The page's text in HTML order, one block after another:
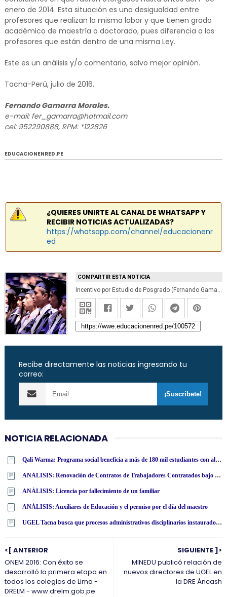
enero de 2014. Esta situación es una desigualdad entre
profesores que realizan la misma labor y que tienen grado
académico de maestría o doctorado, pues diferencia a los
profesores que están dentro de una misma Ley.
Este es un análisis y/o comentario, salvo mejor opinión.
Tacna-Perú, julio de 2016.
Fernando Gamarra Morales.
e-mail: fer_gamarra@hotmail.com
cel: 952290888, RPM: *122826
EDUCACIONENRED.PE
¿QUIERES UNIRTE AL CANAL DE WHATSAPP Y
RECIBIR NOTICIAS ACTUALIZADAS?
https://whatsapp.com/channel/educacionenr
ed
COMPARTIR ESTA NOTICIA
Incentivo por Estudio de Posgrado (Fernando Gamarra Morales)
Recibe directamente las noticias ingresando tu
correo:
NOTICIA RELACIONADA
Qali Warma: Programa social beneficia a más de 180 mil estudiantes con alimentos nutritivos en San Martín
ANÁLISIS: Renovación de Contratos de Trabajadores Contratados bajo el régimen del Decreto Legislativo N° 276
ANÁLISIS: Licencia por fallecimiento de un familiar
ANÁLISIS: Auxiliares de Educación y el permiso por el día del maestro
UGEL Tacna busca que procesos administrativos disciplinarios instaurados a 11 profesores, prescriban en el mes de noviembre
SIGUIENTE ]>
MINEDU publicó relación de
nuevos directores de UGEL en
la DRE Áncash
<[ ANTERIOR
ONEM 2016: Con éxito se
desarrolló la primera etapa en
todos los colegios de Lima -
DRELM - www.drelm.gob.pe